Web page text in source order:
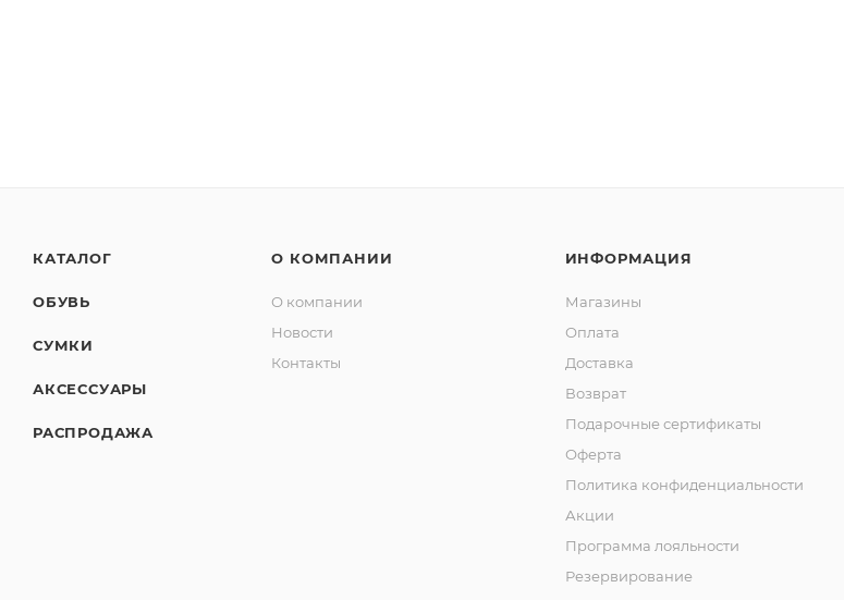
КАТАЛОГ
ОБУВЬ
СУМКИ
АКСЕССУАРЫ
РАСПРОДАЖА
О КОМПАНИИ
О компании
Новости
Контакты
ИНФОРМАЦИЯ
Магазины
Оплата
Доставка
Возврат
Подарочные сертификаты
Оферта
Политика конфиденциальности
Акции
Программа лояльности
Резервирование